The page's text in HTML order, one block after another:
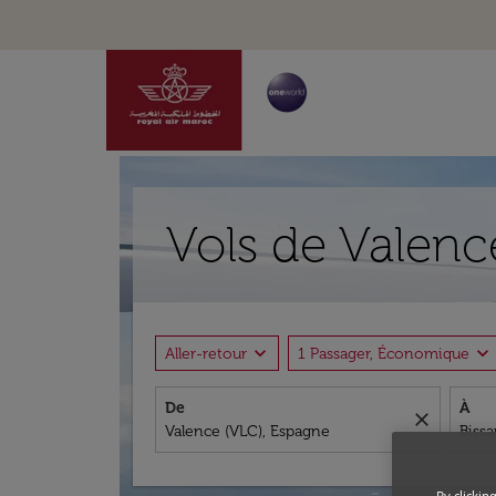
Vols de
Aller-retour expand_more 1 Passager, Économique expand_more
De
close
À